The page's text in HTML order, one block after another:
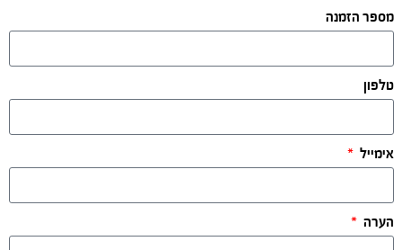
מספר הזמנה
טלפון
אימייל
הערה